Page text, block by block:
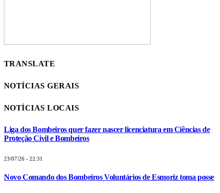
TRANSLATE
NOTÍCIAS GERAIS
NOTÍCIAS LOCAIS
Liga dos Bombeiros quer fazer nascer licenciatura em Ciências de
Proteção Civil e Bombeiros
23/07/26 - 22:31
Novo Comando dos Bombeiros Voluntários de Esmoriz toma posse